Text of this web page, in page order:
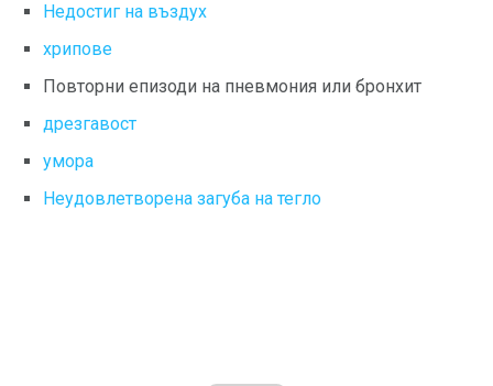
Недостиг на въздух
хрипове
Повторни епизоди на пневмония или бронхит
дрезгавост
умора
Неудовлетворена загуба на тегло